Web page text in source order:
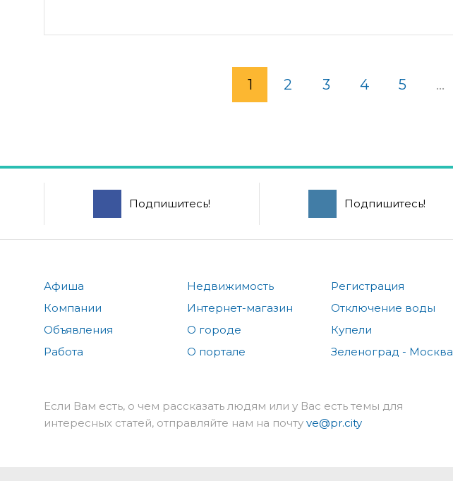
1 2 3 4 5 ...
Подпишитесь! Подпишитесь!
Афиша
Компании
Объявления
Работа
Недвижимость
Интернет-магазин
О городе
О портале
Регистрация
Отключение воды
Купели
Зеленоград - Москва
Если Вам есть, о чем рассказать людям или у Вас есть темы для
интересных статей, отправляйте нам на почту ve@pr.city